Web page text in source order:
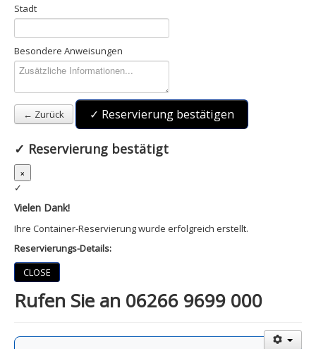
Stadt
Besondere Anweisungen
← Zurück ✓ Reservierung bestätigen
✓ Reservierung bestätigt
×
✓
Vielen Dank!
Ihre Container-Reservierung wurde erfolgreich erstellt.
Reservierungs-Details:
CLOSE
Rufen Sie an 06266 9699 000